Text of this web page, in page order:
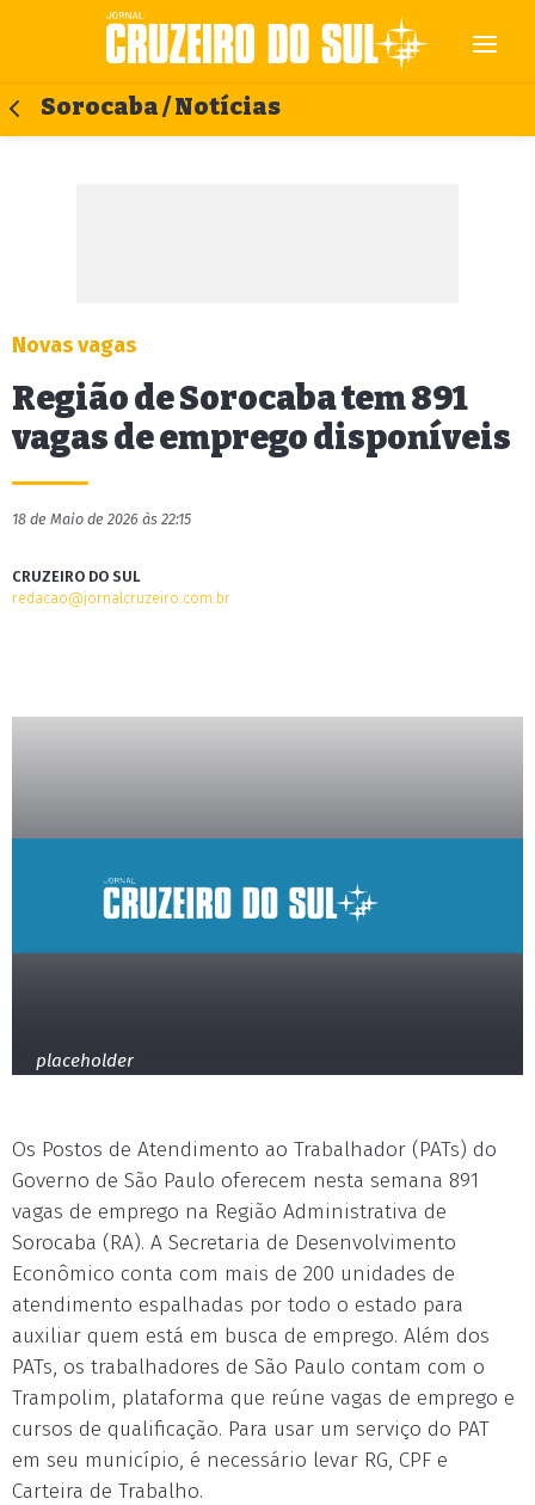
Sorocaba / Notícias
Novas vagas
Região de Sorocaba tem 891
vagas de emprego disponíveis
18 de Maio de 2026 às 22:15
CRUZEIRO DO SUL
redacao@jornalcruzeiro.com.br
placeholder
Os Postos de Atendimento ao Trabalhador (PATs) do
Governo de São Paulo oferecem nesta semana 891
vagas de emprego na Região Administrativa de
Sorocaba (RA). A Secretaria de Desenvolvimento
Econômico conta com mais de 200 unidades de
atendimento espalhadas por todo o estado para
auxiliar quem está em busca de emprego. Além dos
PATs, os trabalhadores de São Paulo contam com o
Trampolim, plataforma que reúne vagas de emprego e
cursos de qualificação. Para usar um serviço do PAT
em seu município, é necessário levar RG, CPF e
Carteira de Trabalho.